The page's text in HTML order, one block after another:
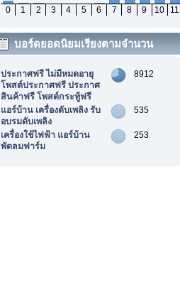
0 1 2 3 4 5 6 7 8 9 10 11
บอร์ดยอดนิยมเรียงตามจำนวน
ประกาศฟรี ไม่มีหมดอายุ
โพสต์ประกาศฟรี ประกาศ
สินค้าฟรี โพสต์กระทู้ฟรี
8912
แอร์บ้าน เครื่องดับเพลิง รับ
อบรมดับเพลิง
535
เครื่องใช้ไฟฟ้า แอร์บ้าน
พัดลมฟาร์ม
253